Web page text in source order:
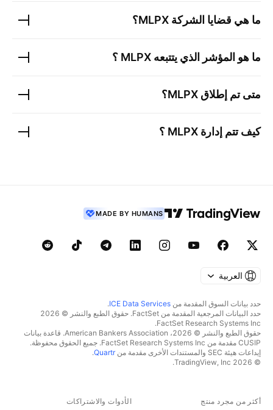
ما هي قضايا الشركة MLPX؟
ما هو المؤشر الذي يتتبعه MLPX ؟
متى تم إطلاق MLPX؟
كيف تتم إدارة MLPX ؟
MADE BY HUMANS
العربية
حدد بيانات السوق المقدمة من ICE Data Services
.
حدد البيانات المرجعية المقدمة من FactSet. حقوق الطبع والنشر © 2026
FactSet Research Systems Inc.
حقوق الطبع والنشر © 2026، American Bankers Association. قاعدة بيانات
CUSIP مقدمة من FactSet Research Systems Inc. جميع الحقوق محفوظة.
إيداعات هيئة SEC والمستندات الأخرى مقدمة من
Quartr
.
© 2026 TradingView, Inc.
أكثر من مجرد منتج الأدوات والاشتراكات